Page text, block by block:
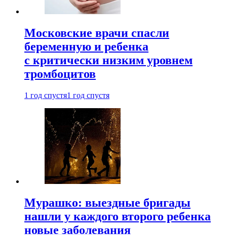
Московские врачи спасли
беременную и ребенка
с критически низким уровнем
тромбоцитов
1 год спустя1 год спустя
Мурашко: выездные бригады
нашли у каждого второго ребенка
новые заболевания